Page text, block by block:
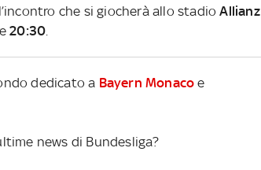
che si giocherà allo stadioAllianz
20:30
dedicato a Bayern Monaco e
news di Bundesliga?